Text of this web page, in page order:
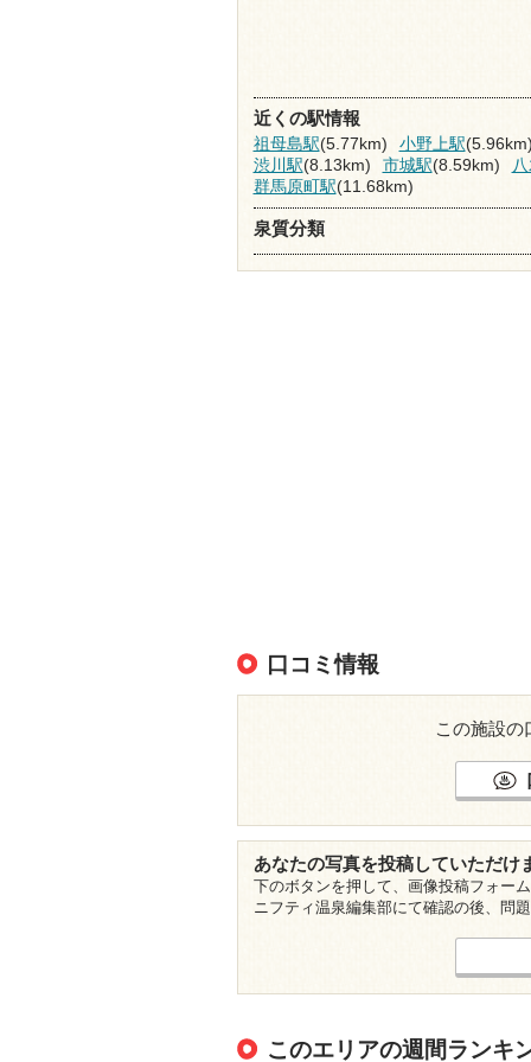
近くの駅情報
祖母島駅(5.77km) 小野上駅
渋川駅(8.13km) 市城駅(8.59km)
群馬原町駅(11.68km)
泉質分類
口コミ情報
この施設の
あなたの写真を投稿していただけ
下のボタンを押して、画像投稿フォー
ニフティ温泉編集部にて確認の後、問
このエリアの週間ランキ